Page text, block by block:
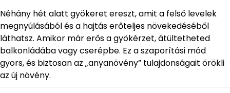
Néhány hét alatt gyökeret ereszt, amit a felső levelek
megnyúlásából és a hajtás erőteljes növekedéséből
láthatsz. Amikor már erős a gyökérzet, átültetheted
balkonládába vagy cserépbe. Ez a szaporítási mód
gyors, és biztosan az „anyanövény” tulajdonságait örökli
az új növény.